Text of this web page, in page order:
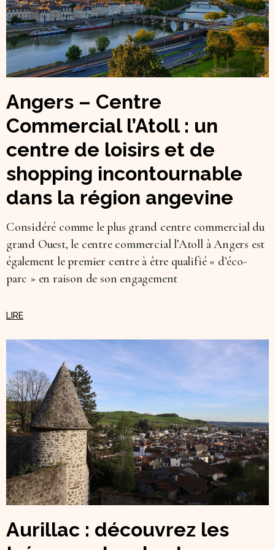
Angers – Centre
Commercial l’Atoll : un
centre de loisirs et de
shopping incontournable
dans la région angevine
Considéré comme le plus grand centre commercial du
grand Ouest, le centre commercial l’Atoll à Angers est
également le premier centre à être qualifié « d’éco-
parc » en raison de son engagement
Aurillac : découvrez les